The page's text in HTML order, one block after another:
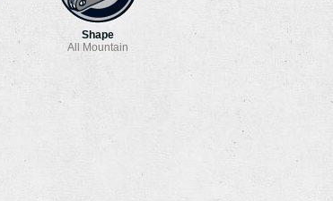
Shape
All Mountain